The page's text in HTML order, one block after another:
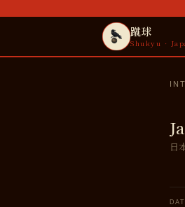
蹴球
Shukyu ·
日